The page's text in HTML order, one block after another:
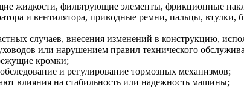
фильтрующие элементы, фрикционные
и вентилятора, приводные ремни, пальцы,
случаев, внесения изменений в конструкцию,
или нарушением правил технического
кромки;
и регулирование тормозных механизмов;
влияния на стабильность или надежность машины;